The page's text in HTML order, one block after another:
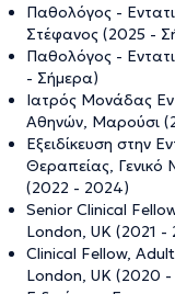
Παθολόγος -
Στέφανος (2025 -
Παθολόγος -
- Σήμερα)
Ιατρός Μονάδας
Αθηνών, Μαρούσι
Εξειδίκευση στην
Θεραπείας, Γενικό
(2022 - 2024)
Senior Clinical
London, UK (2021 -
Clinical Fellow,
London, UK (2020 -